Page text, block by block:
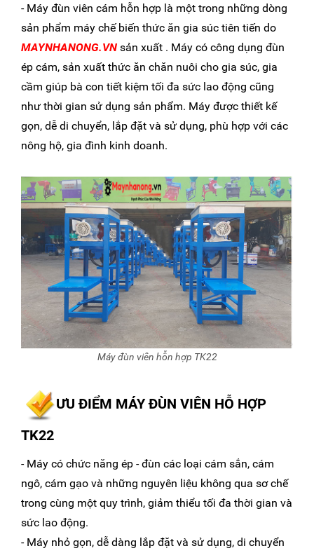
- Máy đùn viên cám hỗn hợp là một trong những dòng
sản phẩm máy chế biến thức ăn gia súc tiên tiến do
MAYNHANONG.VN sản xuất . Máy có công dụng đùn
ép cám, sản xuất thức ăn chăn nuôi cho gia súc, gia
cầm giúp bà con tiết kiệm tối đa sức lao động cũng
như thời gian sử dụng sản phẩm. Máy được thiết kế
gọn, dễ di chuyển, lắp đặt và sử dụng, phù hợp với các
nông hộ, gia đình kinh doanh.
Máy đùn viên hỗn hợp TK22
ƯU ĐIỂM MÁY ĐÙN VIÊN HỖ HỢP
TK22
- Máy có chức năng ép - đùn các loại cám sắn, cám
ngô, cám gạo và những nguyên liệu không qua sơ chế
trong cùng một quy trình, giảm thiểu tối đa thời gian và
sức lao động.
- Máy nhỏ gọn, dễ dàng lắp đặt và sử dụng, di chuyển